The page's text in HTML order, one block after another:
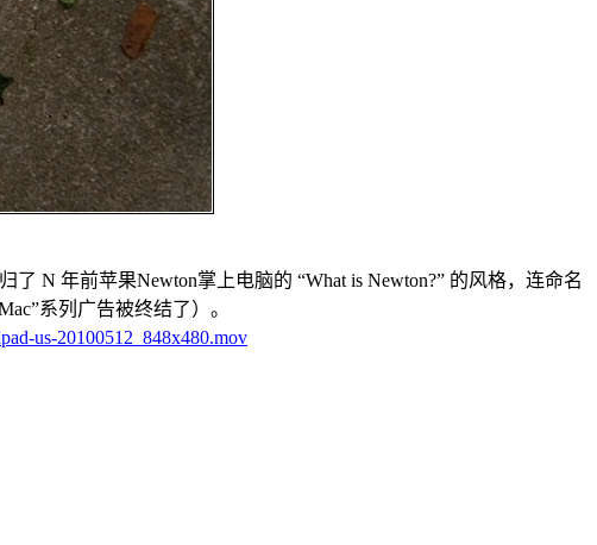
N 年前苹果Newton掌上电脑的 “What is Newton?” 的风格，连命名
系列广告被终结了）。
us-20100512_848x480.mov